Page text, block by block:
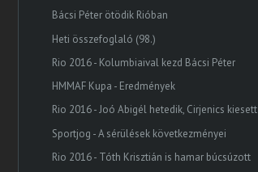
Bácsi Péter ötödik Rióban
Heti összefoglaló (98.)
Rio 2016 - Kolumbiaival kezd Bácsi Péter
HMMAF Kupa - Eredmények
Rio 2016 - Joó Abigél hetedik, Cirjenics kiesett
Sportjog - A sérülések következményei
Rio 2016 - Tóth Krisztián is hamar búcsúzott